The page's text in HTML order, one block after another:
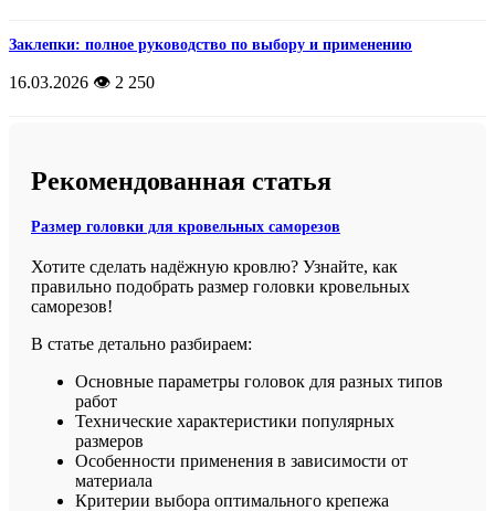
Заклепки: полное руководство по выбору и применению
16.03.2026 👁️ 2 250
Рекомендованная статья
Размер головки для кровельных саморезов
Хотите сделать надёжную кровлю? Узнайте, как
правильно подобрать размер головки кровельных
саморезов!
В статье детально разбираем:
Основные параметры головок для разных типов
работ
Технические характеристики популярных
размеров
Особенности применения в зависимости от
материала
Критерии выбора оптимального крепежа